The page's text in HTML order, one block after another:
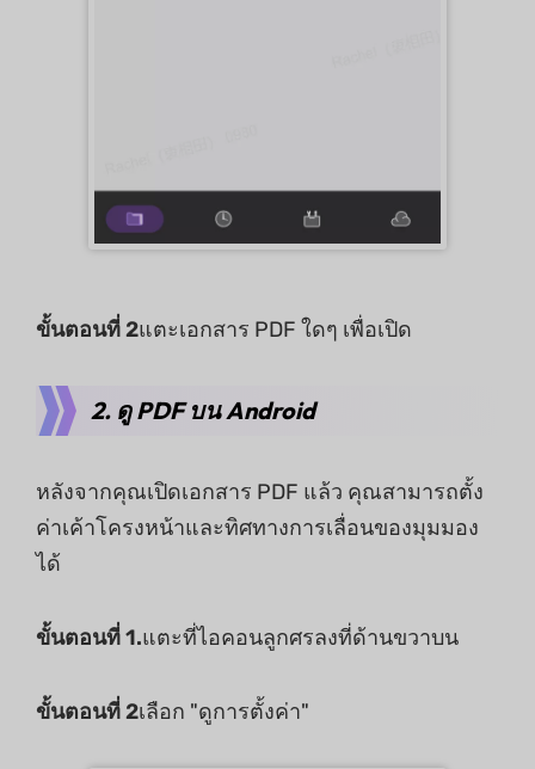
ขั้นตอนที่ 2แตะเอกสาร PDF ใดๆ เพื่อเปิด
2. ดู PDF บน Android
หลังจากคุณเปิดเอกสาร PDF แล้ว คุณสามารถตั้ง
ค่าเค้าโครงหน้าและทิศทางการเลื่อนของมุมมอง
ได้
ขั้นตอนที่ 1.แตะที่ไอคอนลูกศรลงที่ด้านขวาบน
ขั้นตอนที่ 2เลือก "ดูการตั้งค่า"